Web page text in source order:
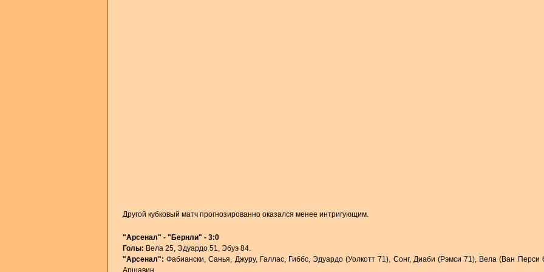
Другой кубковый матч прогнозированно оказался менее интригующим.
"Арсенал" - "Бернли" - 3:0
Голы: Вела 25, Эдуардо 51, Эбуэ 84.
"Арсенал": Фабиански, Санья, Джуру, Галлас, Гиббс, Эдуардо (Уолкотт 71), Сонг, Диаби (Рэмси 71), Вела (Ван Перси
Аршавин.